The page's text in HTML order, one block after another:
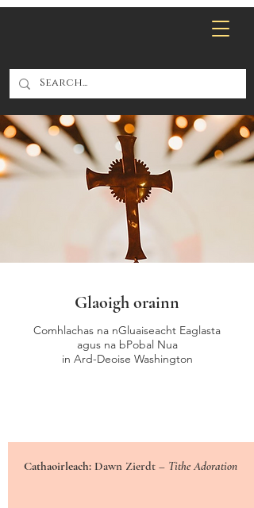
Glaoigh orainn
Comhlachas na nGluaiseacht Eaglasta
agus na bPobal Nua
in Ard-Deoise Washington
Cathaoirleach: Dawn Zierdt – Tithe Adoration